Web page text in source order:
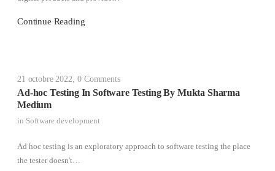
Continue Reading
21 octobre 2022 0 Comments
Ad-hoc Testing In Software Testing By Mukta Sharma
Medium
in Software development
Ad hoc testing is an exploratory approach to software testing the place
the tester doesn't…